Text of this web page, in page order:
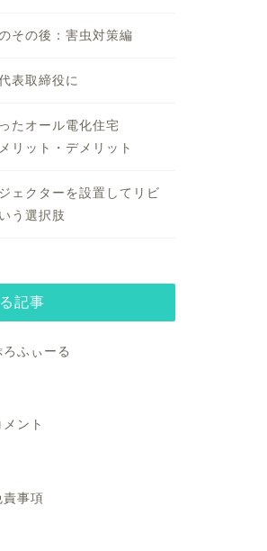
その後：害虫対策編
表取締役に
たオール電化住宅
・デメリット
ェクターを設置してリビ
う選択肢
記事
ろふぃーる
メント
責事項